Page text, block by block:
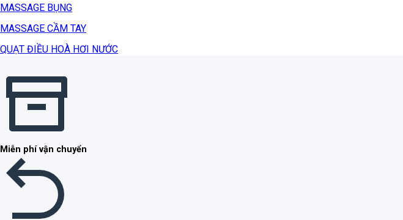
MASSAGE BỤNG
MASSAGE CẦM TAY
QUẠT ĐIỀU HOÀ HƠI NƯỚC
Miễn phí vận chuyển